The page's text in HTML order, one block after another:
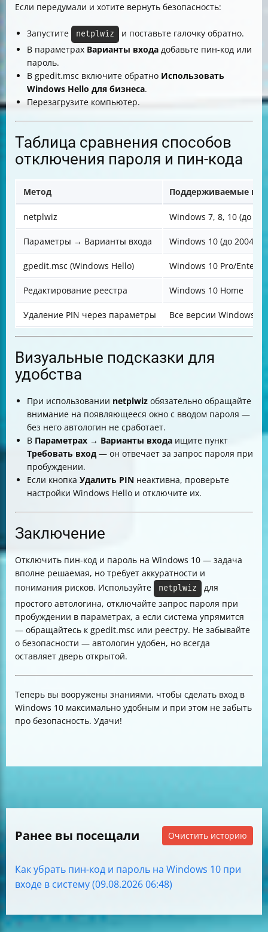
Если передумали и хотите вернуть безопасность:
Запустите netplwiz
и поставьте галочку обратно.
В параметрах Варианты входа добавьте пин-код или
пароль.
В gpedit.msc включите обратно Использовать
Windows Hello для бизнеса.
Перезагрузите компьютер.
Таблица сравнения способов
отключения пароля и пин-кода
Метод Поддерживаемые
netplwiz Windows 7, 8, 10 (до
Параметры → Варианты входа Windows 10 (до 2004)
gpedit.msc (Windows Hello) Windows 10 Pro/
Редактирование реестра Windows 10 Home
Удаление PIN через параметры Все версии Windows 10
Визуальные подсказки для
удобства
При использовании netplwiz обязательно обращайте
внимание на появляющееся окно с вводом пароля —
без него автологин не сработает.
В Параметрах → Варианты входа ищите пункт
Требовать вход — он отвечает за запрос пароля при
пробуждении.
Если кнопка Удалить PIN неактивна, проверьте
настройки Windows Hello и отключите их.
Заключение
Отключить пин-код и пароль на Windows 10 — задача
вполне решаемая, но требует аккуратности и
понимания рисков. Используйте
netplwiz
для
простого автологина, отключайте запрос пароля при
пробуждении в параметрах, а если система упрямится
— обращайтесь к gpedit.msc или реестру. Не забывайте
о безопасности — автологин удобен, но всегда
оставляет дверь открытой.
Теперь вы вооружены знаниями, чтобы сделать вход в
Windows 10 максимально удобным и при этом не забыть
про безопасность. Удачи!
Ранее вы посещали Очистить историю
Как убрать пин-код и пароль на Windows 10 при
входе в систему (09.08.2026 06:48)